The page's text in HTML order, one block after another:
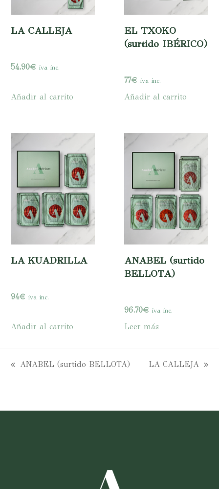
LA CALLEJA
54.90€ iva inc.
Añadir al carrito
EL TXOKO
(surtido IBÉRICO)
77€ iva inc.
Añadir al carrito
LA KUADRILLA
94€ iva inc.
Añadir al carrito
ANABEL (surtido
BELLOTA)
96.70€ iva inc.
Leer más
entrada
ANABEL (surtido BELLOTA)
siguiente:
LA CALLEJA